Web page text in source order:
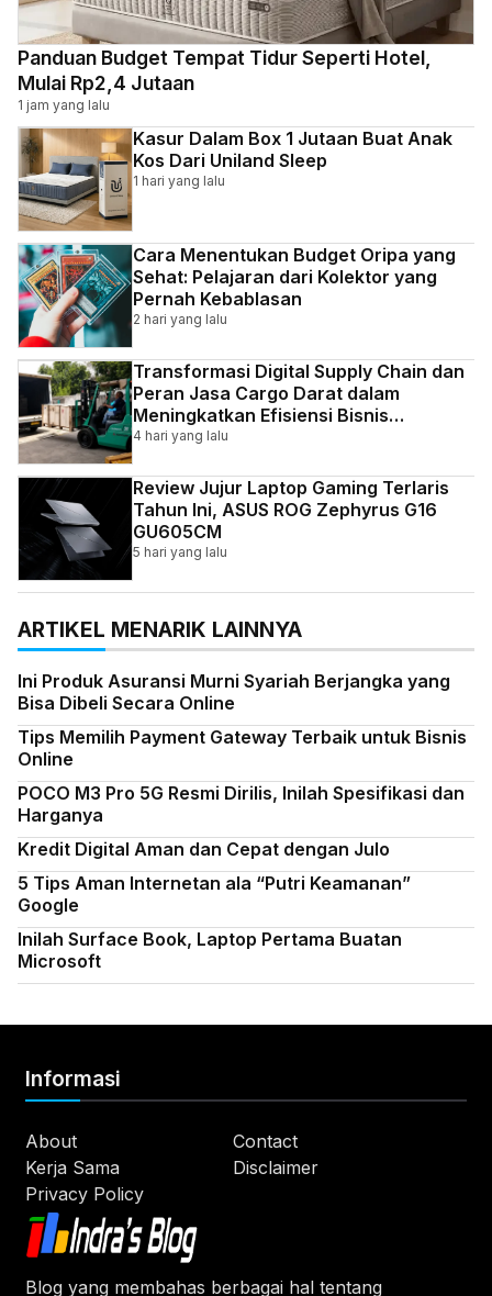
Panduan Budget Tempat Tidur Seperti Hotel,
Mulai Rp2,4 Jutaan
1 jam yang lalu
Kasur Dalam Box 1 Jutaan Buat Anak
Kos Dari Uniland Sleep
1 hari yang lalu
Cara Menentukan Budget Oripa yang
Sehat: Pelajaran dari Kolektor yang
Pernah Kebablasan
2 hari yang lalu
Transformasi Digital Supply Chain dan
Peran Jasa Cargo Darat dalam
Meningkatkan Efisiensi Bisnis
Indonesia
4 hari yang lalu
Review Jujur Laptop Gaming Terlaris
Tahun Ini, ASUS ROG Zephyrus G16
GU605CM
5 hari yang lalu
ARTIKEL MENARIK LAINNYA
Ini Produk Asuransi Murni Syariah Berjangka yang
Bisa Dibeli Secara Online
Tips Memilih Payment Gateway Terbaik untuk Bisnis
Online
POCO M3 Pro 5G Resmi Dirilis, Inilah Spesifikasi dan
Harganya
Kredit Digital Aman dan Cepat dengan Julo
5 Tips Aman Internetan ala “Putri Keamanan”
Google
Inilah Surface Book, Laptop Pertama Buatan
Microsoft
Blog yang membahas berbagai hal tentang
Informasi
About
Contact
Kerja Sama
Disclaimer
Privacy Policy